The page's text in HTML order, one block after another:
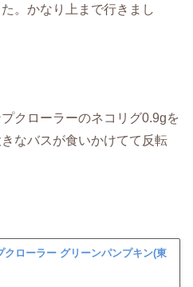
。かなり上まで行きまし
クローラーのネコリグ0.9gを
なバスが食いかけてて反転
クローラー グリーンパンプキン(東